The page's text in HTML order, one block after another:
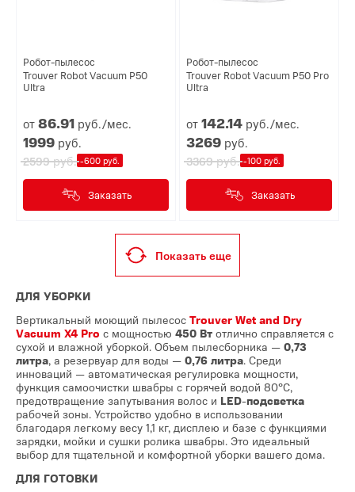
Робот-пылесос
Trouver Robot Vacuum P50
Ultra
от86.91 руб./мес.
1999 руб.
2599руб. -600 руб.
Заказать
Робот-пылесос
Trouver Robot Vacuum P50 Pro
Ultra
от142.14 руб./мес.
3269 руб.
3369руб. -100 руб.
Заказать
Показать еще
ДЛЯ УБОРКИ
Вертикальный моющий пылесос Trouver Wet and Dry
Vacuum X4 Pro с мощностью 450 Вт отлично справляется с
сухой и влажной уборкой. Объем пылесборника — 0,73
литра, а резервуар для воды — 0,76 литра. Среди
инноваций — автоматическая регулировка мощности,
функция самоочистки швабры с горячей водой 80°С,
предотвращение запутывания волос и LED-подсветка
рабочей зоны. Устройство удобно в использовании
благодаря легкому весу 1,1 кг, дисплею и базе с функциями
зарядки, мойки и сушки ролика швабры. Это идеальный
выбор для тщательной и комфортной уборки вашего дома.
ДЛЯ ГОТОВКИ